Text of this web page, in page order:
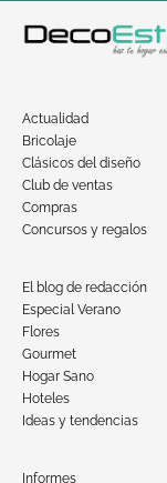
Actualidad
Bricolaje
Clásicos del diseño
Club de ventas
Compras
Concursos y regalos
El blog de redacción
Especial Verano
Flores
Gourmet
Hogar Sano
Hoteles
Ideas y tendencias
Informes